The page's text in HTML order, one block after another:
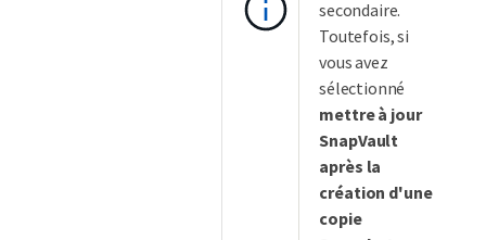
secondaire.
Toutefois, si
vous avez
sélectionné
mettre à jour
SnapVault
après la
création d'une
copie